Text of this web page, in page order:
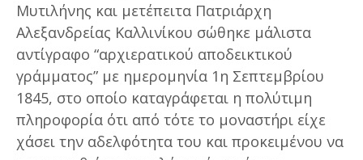
Μυτιλήνης και μετέπειτα Πατριάρχη
Αλεξανδρείας Καλλινίκου σώθηκε μάλιστα
αντίγραφο “αρχιερατικού αποδεικτικού
γράμματος” με ημερομηνία 1η Σεπτεμβρίου
1845, στο οποίο καταγράφεται η πολύτιμη
πληροφορία ότι από τότε το μοναστήρι είχε
χάσει την αδελφότητα του και προκειμένου να